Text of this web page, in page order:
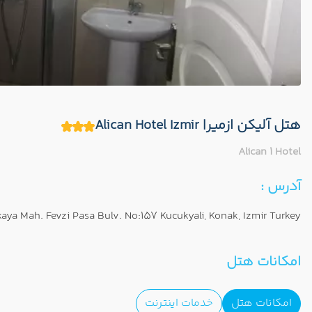
هتل آلیکن ازمیر| Alican Hotel Izmir
Alican 1 Hotel
آدرس :
Mah. Fevzi Pasa Bulv. No:157 Kucukyali, Konak, Izmir Turkey
امکانات هتل
امکانات هتل خدمات اینترنت